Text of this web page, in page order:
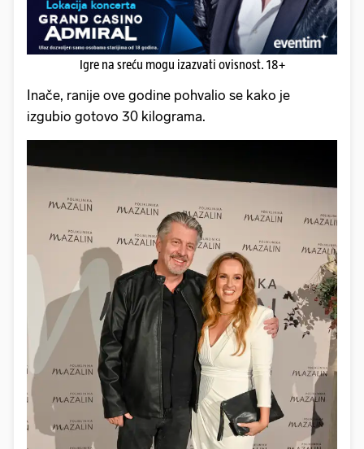
Igre na sreću mogu izazvati ovisnost. 18+
Inače, ranije ove godine pohvalio se kako je
izgubio gotovo 30 kilograma.